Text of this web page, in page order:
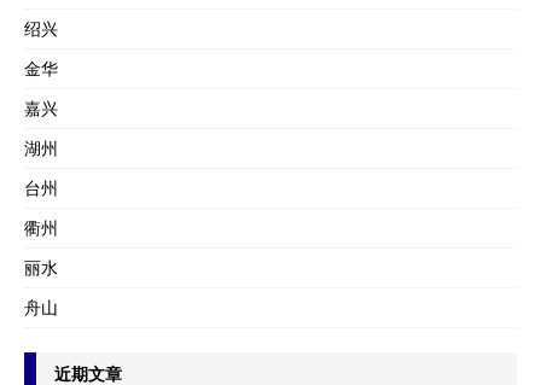
绍兴
金华
嘉兴
湖州
台州
衢州
丽水
舟山
近期文章